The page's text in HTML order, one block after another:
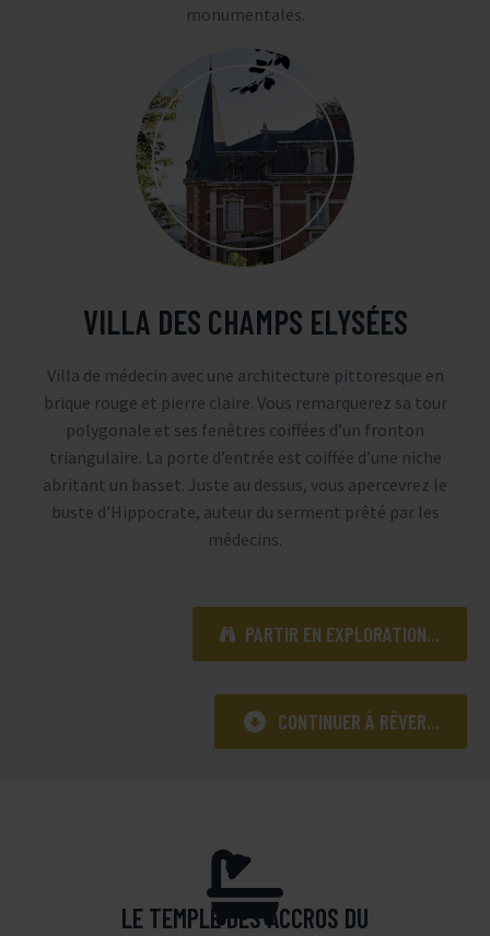
monumentales.
VILLA DES CHAMPS ELYSÉES
Villa de médecin avec une architecture pittoresque en
brique rouge et pierre claire. Vous remarquerez sa tour
polygonale et ses fenêtres coiffées d’un fronton
triangulaire. La porte d’entrée est coiffée d’une niche
abritant un basset. Juste au dessus, vous apercevrez le
buste d’Hippocrate, auteur du serment prêté par les
médecins.
 PARTIR EN EXPLORATION...
 CONTINUER À RÊVER...
LE TEMPLE DES ACCROS DU